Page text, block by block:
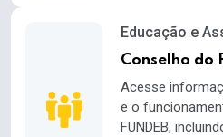
Educação e
Conselho do
Acesse
e o
FUNDEB,